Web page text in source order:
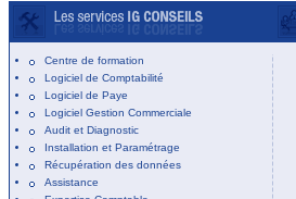
Centre de formation
Logiciel de Comptabilité
Logiciel de Paye
Logiciel Gestion Commerciale
Audit et Diagnostic
Installation et Paramétrage
Récupération des données
Assistance